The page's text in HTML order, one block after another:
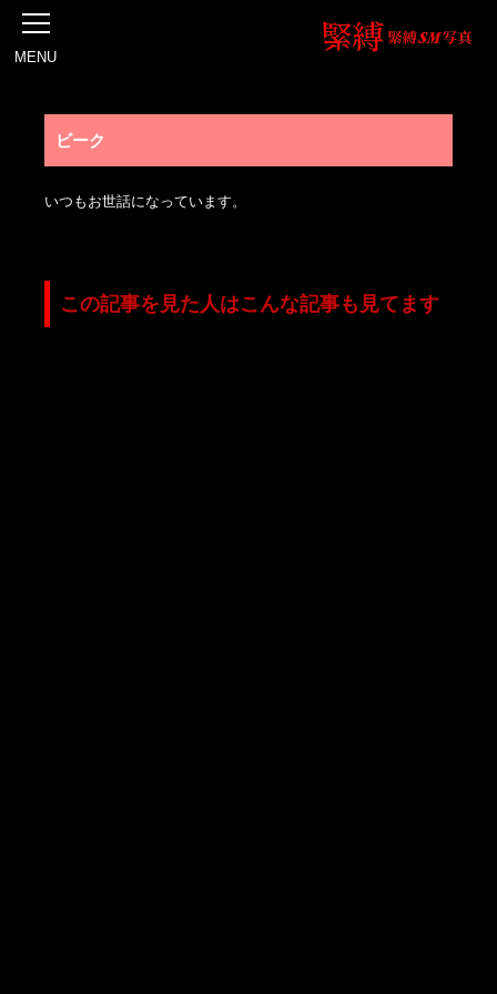
MENU
ビーク
いつもお世話になっています。
この記事を見た人はこんな記事も見てます